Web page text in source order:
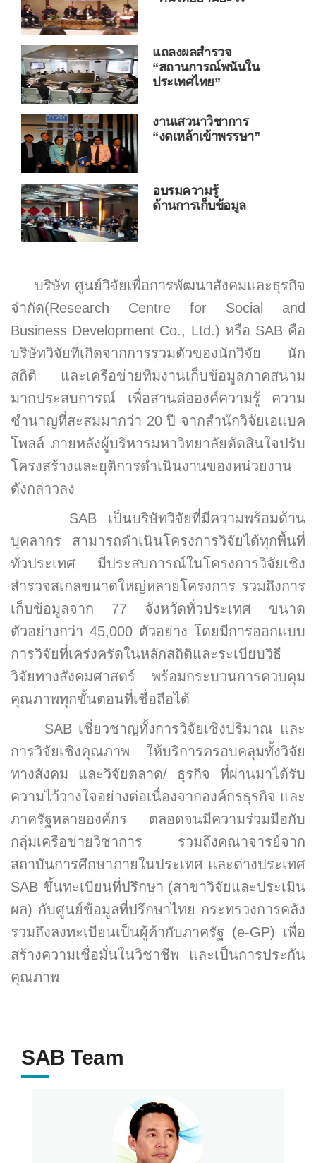
แถลงผลสำรวจ
“ปฏิรูปสลากกินแบ่ง
รัฐบาล”
รายการ BUSINESS
TALK
ประชุมเครือข่าย
งานวิชาการ
บริษัท ศูนย์วิจัยเพื่อการพัฒนาสังคมและธุรกิจ
จำกัด(Research Centre for Social and
Business Development Co., Ltd.) หรือ SAB คือ
บริษัทวิจัยที่เกิดจากการรวมตัวของนักวิจัย นัก
สถิติ และเครือข่ายทีมงานเก็บข้อมูลภาคสนาม
มากประสบการณ์ เพื่อสานต่อองค์ความรู้ ความ
ชำนาญที่สะสมมากว่า 20 ปี จากสำนักวิจัยเอแบค
โพลล์ ภายหลังผู้บริหารมหาวิทยาลัยตัดสินใจปรับ
โครงสร้างและยุติการดำเนินงานของหน่วยงาน
ดังกล่าวลง
SAB เป็นบริษัทวิจัยที่มีความพร้อมด้าน
บุคลากร สามารถดำเนินโครงการวิจัยได้ทุกพื้นที่
ทั่วประเทศ มีประสบการณ์ในโครงการวิจัยเชิง
สำรวจสเกลขนาดใหญ่หลายโครงการ รวมถึงการ
เก็บข้อมูลจาก 77 จังหวัดทั่วประเทศ ขนาด
ตัวอย่างกว่า 45,000 ตัวอย่าง โดยมีการออกแบบ
การวิจัยที่เคร่งครัดในหลักสถิติและระเบียบวิธี
วิจัยทางสังคมศาสตร์ พร้อมกระบวนการควบคุม
คุณภาพทุกขั้นตอนที่เชื่อถือได้
SAB เชี่ยวชาญทั้งการวิจัยเชิงปริมาณ และ
การวิจัยเชิงคุณภาพ ให้บริการครอบคลุมทั้งวิจัย
ทางสังคม และวิจัยตลาด/ ธุรกิจ ที่ผ่านมาได้รับ
ความไว้วางใจอย่างต่อเนื่องจากองค์กรธุรกิจ และ
ภาครัฐหลายองค์กร ตลอดจนมีความร่วมมือกับ
กลุ่มเครือข่ายวิชาการ รวมถึงคณาจารย์จาก
สถาบันการศึกษาภายในประเทศ และต่างประเทศ
SAB ขึ้นทะเบียนที่ปรึกษา (สาขาวิจัยและประเมิน
ผล) กับศูนย์ข้อมูลที่ปรึกษาไทย กระทรวงการคลัง
รวมถึงลงทะเบียนเป็นผู้ค้ากับภาครัฐ (e-GP) เพื่อ
สร้างความเชื่อมั่นในวิชาชีพ และเป็นการประกัน
คุณภาพ
SAB Team